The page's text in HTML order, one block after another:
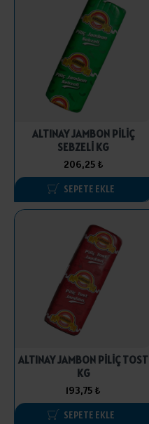
ALTINAY JAMBON PİLİÇ
SEBZELİ KG
206,25 ₺
SEPETE EKLE
ALTINAY JAMBON PİLİÇ TOST
KG
193,75 ₺
SEPETE EKLE